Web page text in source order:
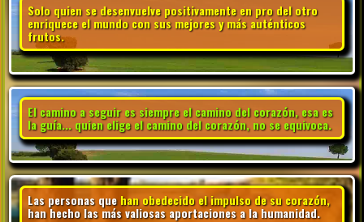
Solo quien se desenvuelve positivamente en pro del otro
enriquece el mundo con sus mejores y más auténticos
frutos.
El camino a seguir es siempre el camino del corazón, esa es
la guía... quien elige el camino del corazón, no se equivoca.
Las personas quehan obedecido el impulso de su corazón,
han hecho las más valiosas aportaciones a la humanidad.